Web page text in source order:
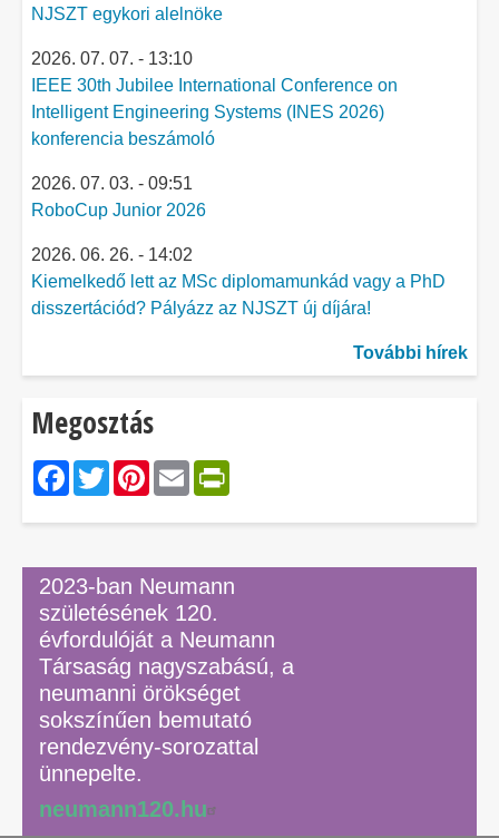
NJSZT egykori alelnöke
2026. 07. 07. - 13:10
IEEE 30th Jubilee International Conference on
Intelligent Engineering Systems (INES 2026)
konferencia beszámoló
2026. 07. 03. - 09:51
RoboCup Junior 2026
2026. 06. 26. - 14:02
Kiemelkedő lett az MSc diplomamunkád vagy a PhD
disszertációd? Pályázz az NJSZT új díjára!
További hírek
Megosztás
Facebook
Twitter
Pinterest
Email
2023-ban Neumann
születésének 120.
évfordulóját a Neumann
Társaság nagyszabású, a
neumanni örökséget
sokszínűen bemutató
rendezvény-sorozattal
ünnepelte.
neumann120.hu